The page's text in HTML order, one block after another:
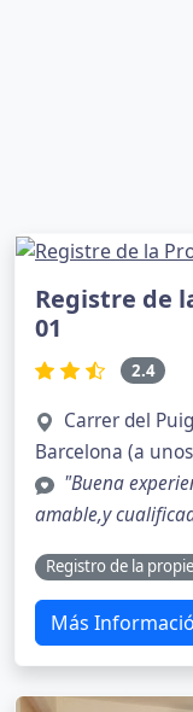
Registre de
01
2.4
Carrer del
Barcelona (a
"Buena
amable,y
Registro de la
Más